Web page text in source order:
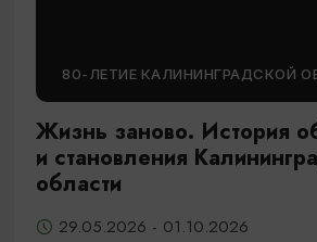
80-ЛЕТИЕ КАЛИНИНГРАДСКОЙ
Жизнь заново. История
и становления
области
29.05.2026 - 01.10.2026